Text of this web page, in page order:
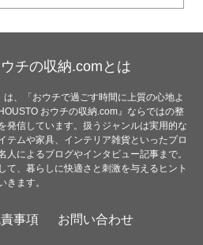
チの収納.comとは
は、「おウチで過ごす時間に上質の心地よ
おウチの収納.com』ならではの整
発信しています。扱うジャンルは実用的な
テムや家具、インテリア雑貨といったプロ
人によるブログやインタビュー記事まで。
て、暮らしに快適さと刺激を与えるヒント
きます。
事項 お問い合わせ